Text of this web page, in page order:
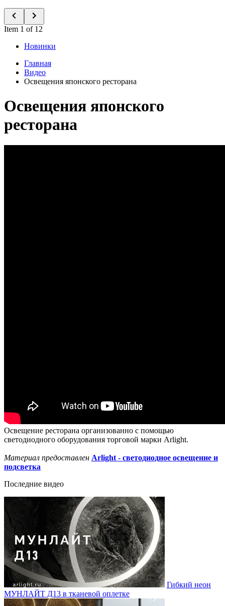
Item 1 of 12
Новинки
Главная
Видео
Освещения японского ресторана
Освещения японского
ресторана
Освещение ресторана организованно с помощью
светодиодного оборудования торговой марки Arlight.
Материал предоставлен Arlight - светодиодное освещение и
подсветка
Последние видео
Гибкий неон
МУНЛАЙТ Д13 в тканевой оплетке